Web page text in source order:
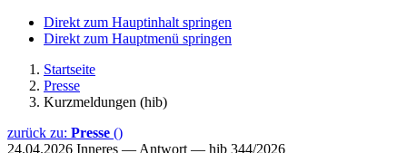
Direkt zum Hauptinhalt springen
Direkt zum Hauptmenü springen
Startseite
Presse
Kurzmeldungen (hib)
zurück zu: Presse ()
24.04.2026 Inneres — Antwort — hib 344/2026